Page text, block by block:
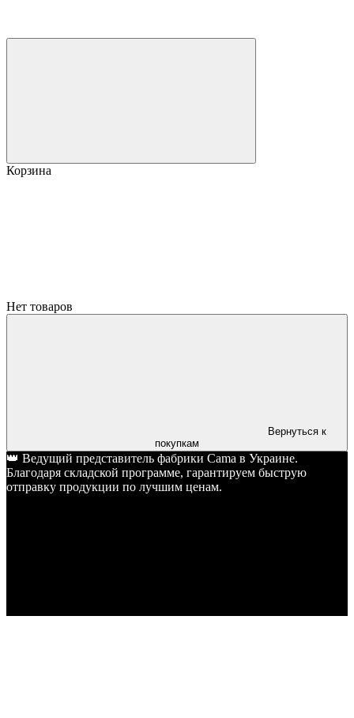
Корзина
Нет товаров
Вернуться к
покупкам
👑 Ведущий представитель фабрики Cama в Украине.
Благодаря складской программе, гарантируем быструю
отправку продукции по лучшим ценам.